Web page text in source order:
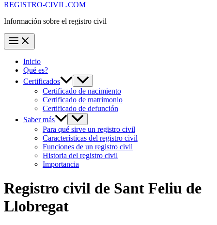
REGISTRO-CIVIL.COM
Información sobre el registro civil
Inicio
Qué es?
Certificados
Certificado de nacimiento
Certificado de matrimonio
Certificado de defunción
Saber más
Para qué sirve un registro civil
Características del registro civil
Funciones de un registro civil
Historia del registro civil
Importancia
Registro civil de Sant Feliu de
Llobregat